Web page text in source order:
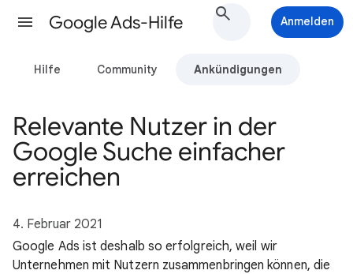
Google Ads-Hilfe Anmelden
Hilfe Community Ankündigungen
Relevante Nutzer in der
Google Suche einfacher
erreichen
4. Februar 2021
Google Ads ist deshalb so erfolgreich, weil wir
Unternehmen mit Nutzern zusammenbringen können, die